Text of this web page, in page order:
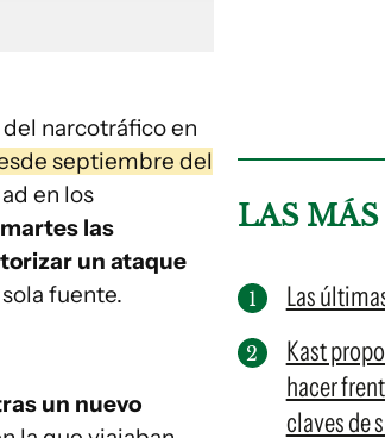
narcotráfico en
septiembre del
en los
las
un ataque
fuente.
un nuevo
LAS
Las
Kast
hacer
claves de